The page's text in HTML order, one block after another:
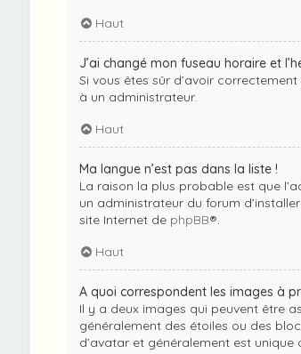
Haut
J’ai changé mon fuseau horaire et
Si vous êtes sûr d’avoir
à un administrateur.
Haut
Ma langue n’est pas dans la liste !
La raison la plus probable est que
un administrateur du forum
site Internet de phpBB®.
Haut
A quoi correspondent les images à
Il y a deux images qui peuvent être
généralement des étoiles ou des
d’avatar et généralement est